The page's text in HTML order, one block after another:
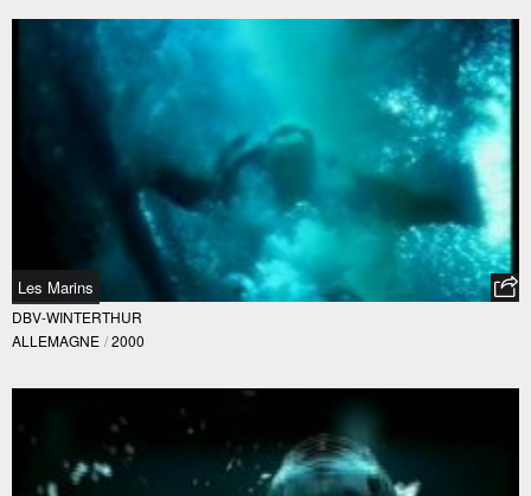
Les Marins
DBV-WINTERTHUR
ALLEMAGNE / 2000